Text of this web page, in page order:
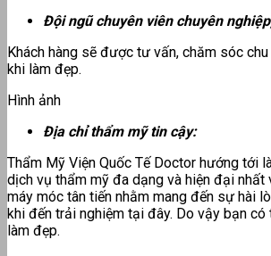
Đội ngũ chuyên viên chuyên
Khách hàng sẽ được tư vấn, chăm sóc
khi làm đẹp.
Hình ảnh
Địa chỉ thẩm mỹ tin cậy:
Thẩm Mỹ Viện Quốc Tế Doctor hướng tới
dịch vụ thẩm mỹ đa dạng và hiện đại nhất
máy móc tân tiến nhằm mang đến sự hài
khi đến trải nghiệm tại đây. Do vậy bạn có
làm đẹp.